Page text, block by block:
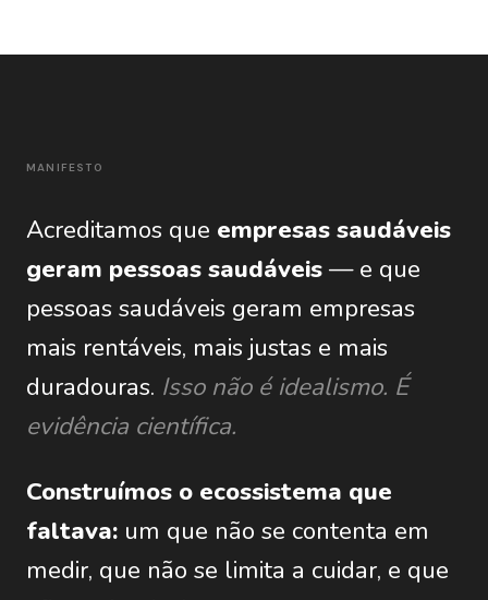
MANIFESTO
Acreditamos que empresas saudáveis
geram pessoas saudáveis— e que
pessoas saudáveis geram empresas
mais rentáveis, mais justas e mais
duradouras. Isso não é idealismo. É
evidência científica.
Construímos o ecossistema que
faltava: um que não se contenta em
medir, que não se limita a cuidar, e que